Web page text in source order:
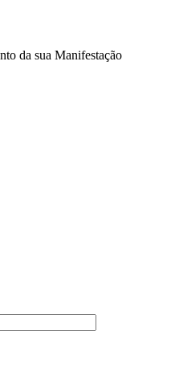
da sua Manifestação